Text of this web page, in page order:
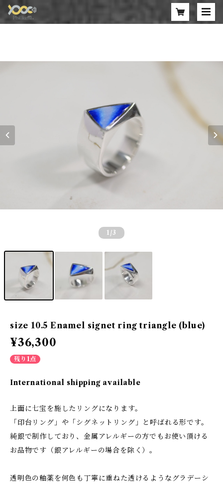
1 /3
size 10.5 Enamel signet ring triangle (blue)
¥36,300
残り1点
International shipping available
上面に七宝を施したリングになります。
「印台リング」や「シグネットリング」と呼ばれる形です。
純銀で制作しており、金属アレルギーの方でもお使い頂ける
お品物です（銀アレルギーの場合を除く）。
透明色の釉薬を何色も丁寧に重ねた透けるようなグラデーシ